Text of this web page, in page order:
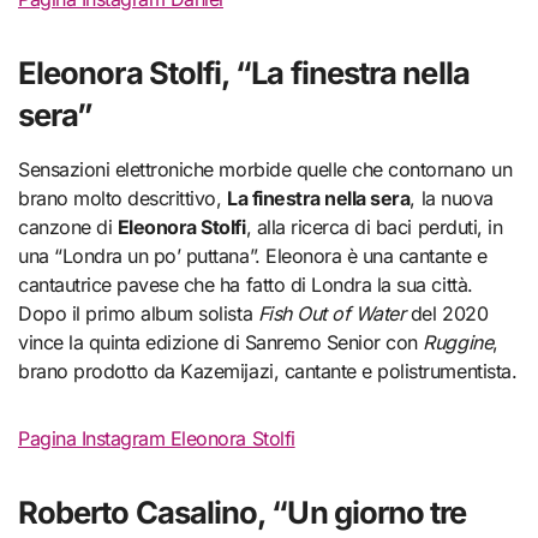
Eleonora Stolfi, “La finestra nella
sera”
Sensazioni elettroniche morbide quelle che contornano un
brano molto descrittivo, La finestra nella sera, la nuova
canzone di Eleonora Stolfi, alla ricerca di baci perduti, in
una “Londra un po’ puttana”. Eleonora è una cantante e
cantautrice pavese che ha fatto di Londra la sua città.
Dopo il primo album solista Fish Out of Waterdel 2020
vince la quinta edizione di Sanremo Senior con Ruggine,
brano prodotto da Kazemijazi, cantante e polistrumentista.
Pagina Instagram Eleonora Stolfi
Roberto Casalino, “Un giorno tre